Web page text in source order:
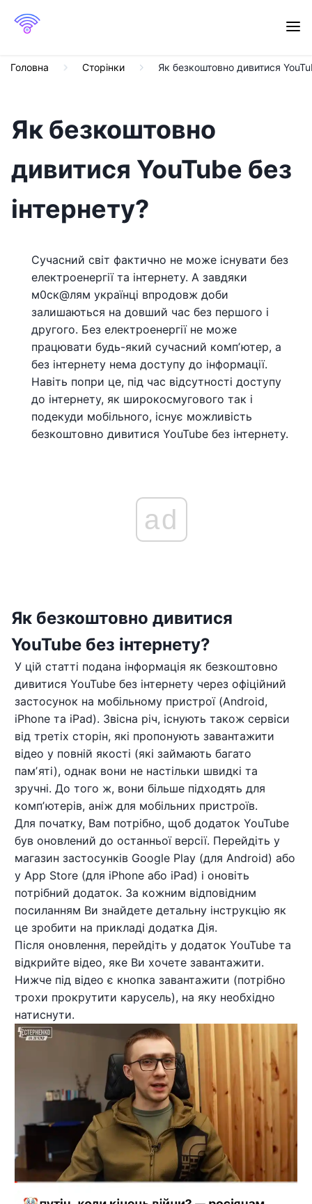
Головна Сторінки Як безкоштовно дивитися
Як безкоштовно
дивитися YouTube без
інтернету?
Сучасний світ фактично не може існувати без
електроенергії та інтернету. А завдяки
м0ск@лям українці впродовж доби
залишаються на довший час без першого і
другого. Без електроенергії не може
працювати будь-який сучасний компʼютер, а
без інтернету нема доступу до інформації.
Навіть попри це, під час відсутності доступу
до інтернету, як широкосмугового так і
подекуди мобільного, існує можливість
безкоштовно дивитися YouTube без інтернету.
ad
Як безкоштовно дивитися
YouTube без інтернету?
У цій статті подана інформація як безкоштовно
дивитися YouTube без інтернету через офіційний
застосунок на мобільному пристрої (Android,
iPhone та iPad). Звісна річ, існують також сервіси
від третіх сторін, які пропонують завантажити
відео у повній якості (які займають багато
памʼяті), однак вони не настільки швидкі та
зручні. До того ж, вони більше підходять для
компʼютерів, аніж для мобільних пристроїв.
Для початку, Вам потрібно, щоб додаток YouTube
був оновлений до останньої версії. Перейдіть у
магазин застосунків Google Play (для Android) або
у App Store (для iPhone або iPad) і оновіть
потрібний додаток. За кожним відповідним
посиланням Ви знайдете детальну інструкцію як
це зробити на прикладі додатка Дія.
Після оновлення, перейдіть у додаток YouTube та
відкрийте відео, яке Ви хочете завантажити.
Нижче під відео є кнопка завантажити (потрібно
трохи прокрутити карусель), на яку необхідно
натиснути.